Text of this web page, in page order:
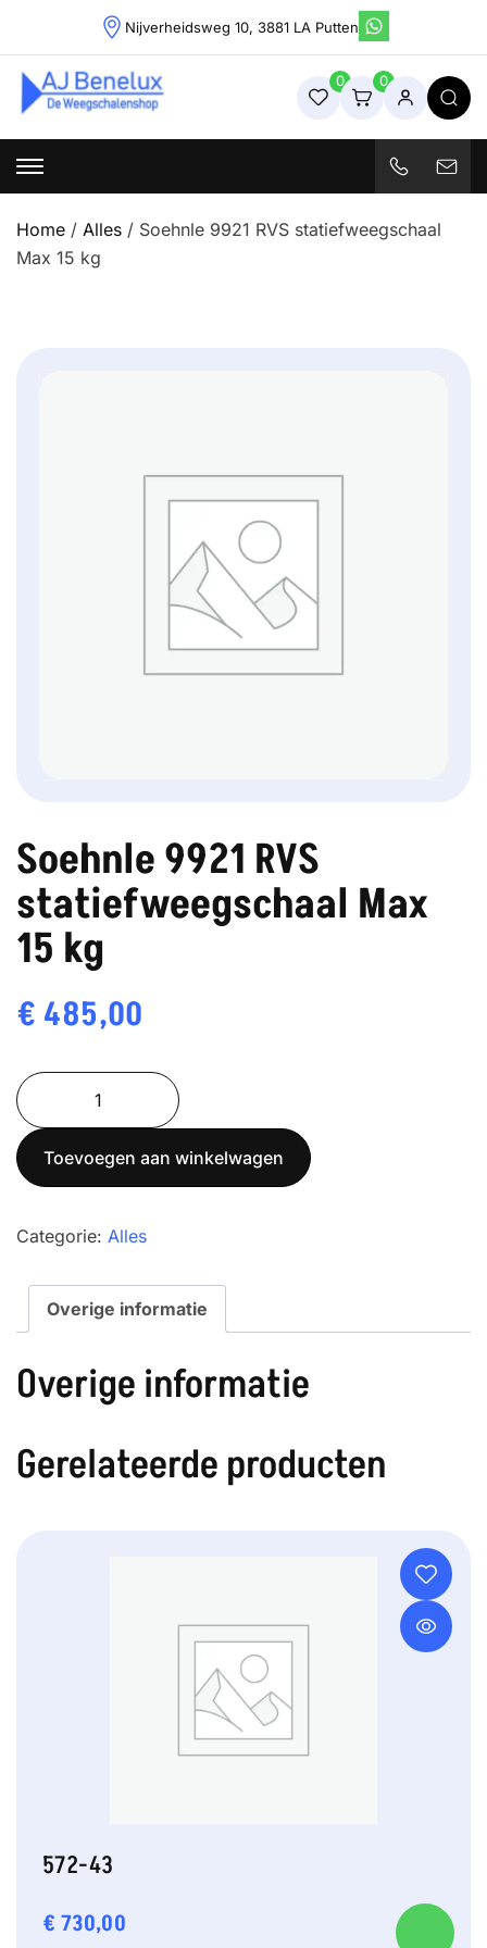
content
Nijverheidsweg 10, 3881 LA Putten
Weegschalenshop | Precisieweegschalen & Industriële
Weegoplossingen
0 0
Home / Alles / Soehnle 9921 RVS statiefweegschaal
Max 15 kg
Soehnle 9921 RVS
statiefweegschaal Max
15 kg
€ 485,00
Soehnle
9921
RVS
statiefweegschaal
15
aantal
Toevoegen aan winkelwagen
Categorie: Alles
Overige informatie
Overige informatie
Gerelateerde producten
572-43
€ 730,00